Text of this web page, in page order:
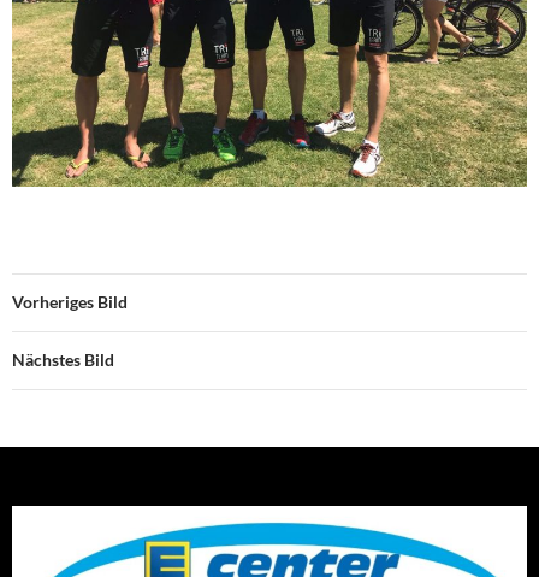
Vorheriges Bild
Nächstes Bild